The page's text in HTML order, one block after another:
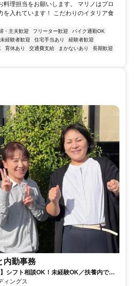
料理担当をお願いします。 マリノはプロ
を入れています！ こだわりのイタリア食
・主夫歓迎 フリーター歓迎
バイク通勤OK
未経験者歓迎 住宅手当あり
経験者歓迎
育休あり 交通費支給 まかないあり
長期歓迎
内勤事務
シフト相談OK！未経験OK／扶養内で働
ク歓迎◎
ィングス